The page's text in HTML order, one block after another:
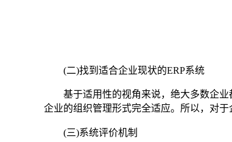
(二)找到适合企业现状的ERP系统
基于适用性的视角来说，绝大多数企
企业的组织管理形式完全适应。所以，对
(三)系统评价机制